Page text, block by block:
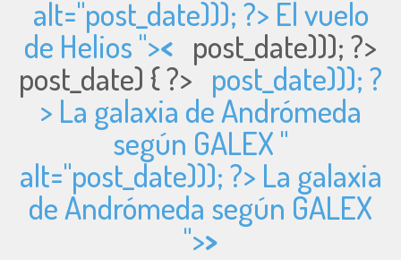
alt="post_date))); ?> El vuelo
de Helios ">< post_date))); ?>
post_date) { ?> post_date))); ?
> La galaxia de Andrómeda
según GALEX "
alt="post_date))); ?> La galaxia
de Andrómeda según GALEX
">>